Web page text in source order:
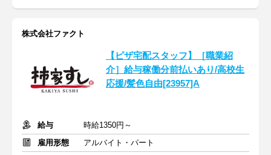
株式会社ファクト
【ピザ宅配スタッフ】［職業紹
介］給与稼働分前払いあり/高校生
応援/髪色自由[23957]A
給与
時給1350円～
雇用形態
アルバイト・パート